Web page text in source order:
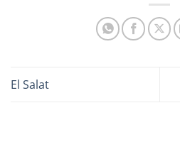
El Salat